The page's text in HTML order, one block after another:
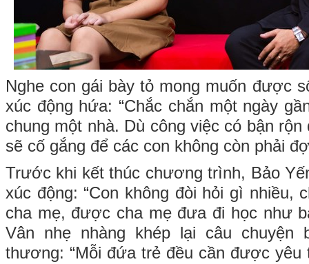
Nghe con gái bày tỏ mong muốn được
xúc động hứa: “Chắc chắn một ngày
chung một nhà. Dù công việc có bận
sẽ cố gắng để các con không còn phải
Trước khi kết thúc chương trình, Bảo
xúc động: “Con không đòi hỏi gì nhiều,
cha mẹ, được cha mẹ đưa đi học như
Vân nhẹ nhàng khép lại câu chuyện
thương: “Mỗi đứa trẻ đều cần được